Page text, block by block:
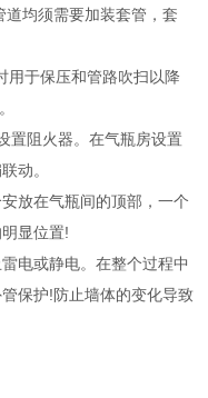
均须需要加装套管，套
用于保压和管路吹扫以降
置阻火器。在气瓶房设置
动。
放在气瓶间的顶部，一个
显位置!
电或静电。在整个过程中
保护!防止墙体的变化导致